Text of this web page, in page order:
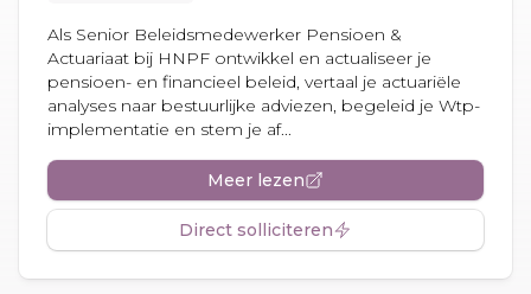
Als Senior Beleidsmedewerker Pensioen &
Actuariaat bij HNPF ontwikkel en actualiseer je
pensioen- en financieel beleid, vertaal je actuariële
analyses naar bestuurlijke adviezen, begeleid je Wtp-
implementatie en stem je af...
Meer lezen
Direct solliciteren